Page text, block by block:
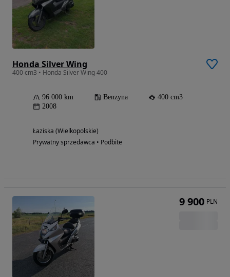
Honda Silver Wing
400 cm3 • Honda Silver Wing 400
96 000 km Benzyna
400 cm3
2008
Łaziska (Wielkopolskie)
Prywatny sprzedawca • Podbite
9 900 PLN